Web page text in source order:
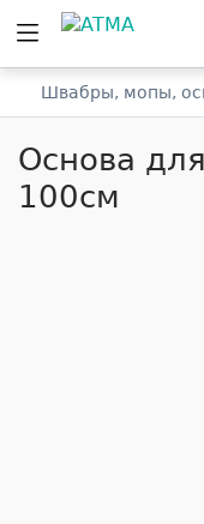
Швабры, мопы,
Основа
100см